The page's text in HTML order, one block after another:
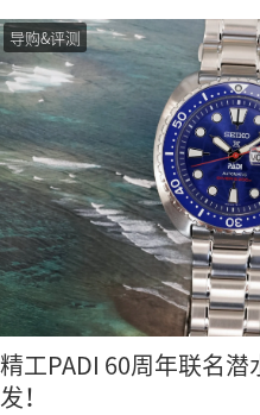
导购&评测
精工PADI 60周年联名潜
发！